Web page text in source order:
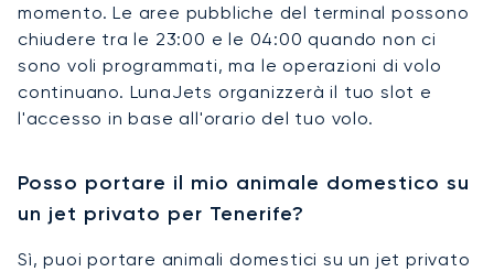
momento. Le aree pubbliche del terminal possono
chiudere tra le 23:00 e le 04:00 quando non ci
sono voli programmati, ma le operazioni di volo
continuano. LunaJets organizzerà il tuo slot e
l'accesso in base all'orario del tuo volo.
Posso portare il mio animale domestico su
un jet privato per Tenerife?
Sì, puoi portare animali domestici su un jet privato